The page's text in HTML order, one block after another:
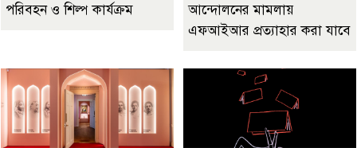
পরিবহন ও শিল্প কার্যক্রম
আন্দোলনের মামলায়
এফআইআর প্রত্যাহার করা যাবে